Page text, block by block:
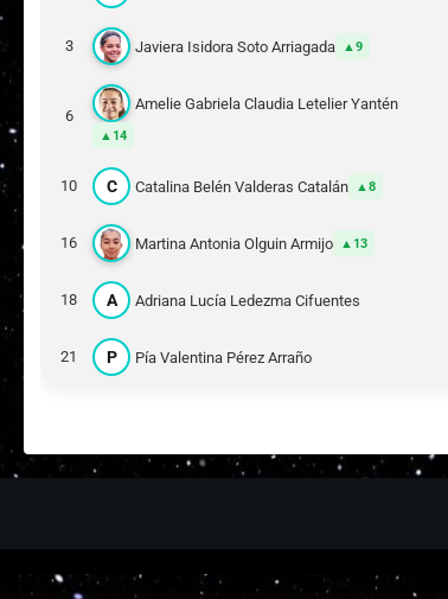
3 Javiera Isidora Soto Arriagada 9
6
Amelie Gabriela Claudia Letelier Yantén
14
10 C Catalina Belén Valderas Catalán 8
16 Martina Antonia Olguin Armijo 13
18 A Adriana Lucía Ledezma Cifuentes
21 P Pía Valentina Pérez Arraño